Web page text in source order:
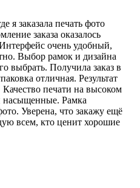
я заказала печать фото
заказа оказалось
очень удобный,
Выбор рамок и дизайна
выбрать. Получила заказ в
отличная. Результат
печати на высоком
насыщенные. Рамка
Уверена, что закажу ещё
всем, кто ценит хорошие